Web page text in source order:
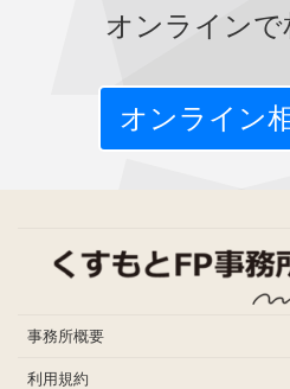
オンラインで
オンライン
事務所概要
利用規約